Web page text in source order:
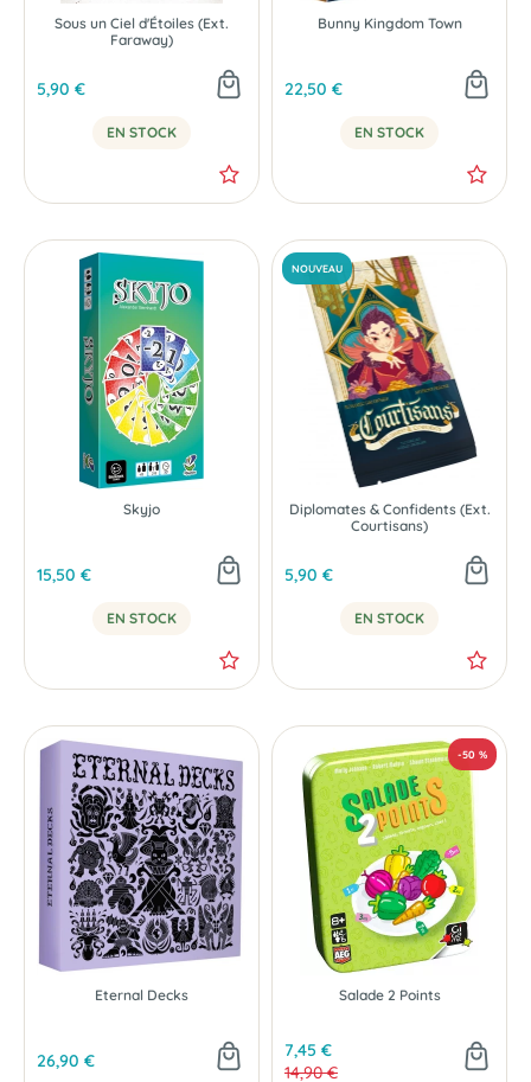
Sous un Ciel d'Étoiles (Ext.
Faraway)
5,90 €
EN STOCK
Bunny Kingdom Town
22,50 €
EN STOCK
Skyjo
15,50 €
EN STOCK
NOUVEAU
Diplomates & Confidents (Ext.
Courtisans)
5,90 €
EN STOCK
Eternal Decks
26,90 €
Salade 2 Points
7,45 €
14,90 €